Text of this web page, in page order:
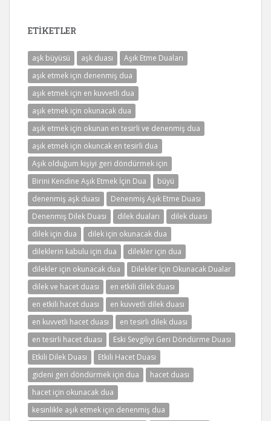
ETIKETLER
aşk büyüsü aşk duası
Aşık Etme Duaları
aşık etmek için denenmiş dua
aşık etmek için en kuvvetli dua
aşık etmek için okunacak dua
aşık etmek için okunan en tesirli ve denenmiş dua
aşık etmek için okuncak en tesirli dua
Aşık olduğum kişiyi geri döndürmek için
Birini Kendine Aşık Etmek İçin Dua
büyü
denenmiş aşk duası
Denenmiş Aşık Etme Duası
Denenmiş Dilek Duası
dilek duaları
dilek duası
dilek için dua
dilek için okunacak dua
dileklerin kabulu için dua
dilekler için dua
dilekler için okunacak dua
Dilekler İçin Okunacak Dualar
dilek ve hacet duası
en etkili dilek duası
en etkili hacet duası
en kuvvetli dilek duası
en kuvvetli hacet duası
en tesirli dilek duası
en tesirli hacet duası
Eski Sevgiliyi Geri Döndürme Duası
Etkili Dilek Duası
Etkili Hacet Duası
gideni geri döndürmek için dua
hacet duası
hacet için okunacak dua
kesinlikle aşık etmek için denenmiş dua